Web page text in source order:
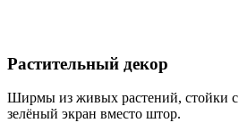
Растительный декор
Ширмы из живых растений, стойки с
зелёный экран вместо штор.